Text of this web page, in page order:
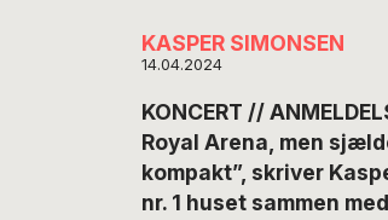
KASPER SIMONSEN
14.04.2024
KONCERT //
Royal Arena, men
kompakt”, skriver
nr. 1 huset sammen